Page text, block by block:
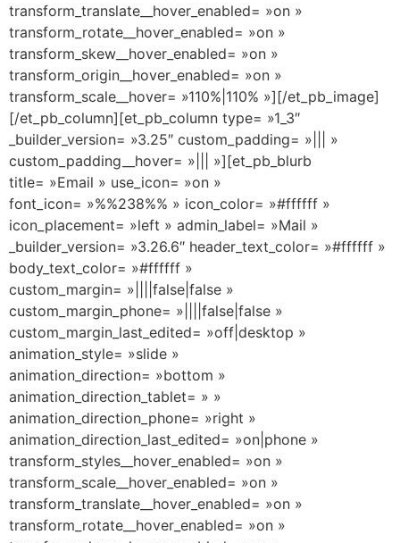
transform_translate__hover_enabled= »on »
transform_rotate__hover_enabled= »on »
transform_skew__hover_enabled= »on »
transform_origin__hover_enabled= »on »
transform_scale__hover= »110%|110% »][/et_pb_image]
[/et_pb_column][et_pb_column type= »1_3″
_builder_version= »3.25″ custom_padding= »||| »
custom_padding__hover= »||| »][et_pb_blurb
title= »Email » use_icon= »on »
font_icon= »%%238%% » icon_color= »#ffffff »
icon_placement= »left » admin_label= »Mail »
_builder_version= »3.26.6″ header_text_color= »#ffffff »
body_text_color= »#ffffff »
custom_margin= »||||false|false »
custom_margin_phone= »||||false|false »
custom_margin_last_edited= »off|desktop »
animation_style= »slide »
animation_direction= »bottom »
animation_direction_tablet= » »
animation_direction_phone= »right »
animation_direction_last_edited= »on|phone »
transform_styles__hover_enabled= »on »
transform_scale__hover_enabled= »on »
transform_translate__hover_enabled= »on »
transform_rotate__hover_enabled= »on »